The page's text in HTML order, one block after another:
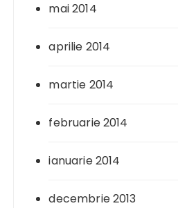
mai 2014
aprilie 2014
martie 2014
februarie 2014
ianuarie 2014
decembrie 2013